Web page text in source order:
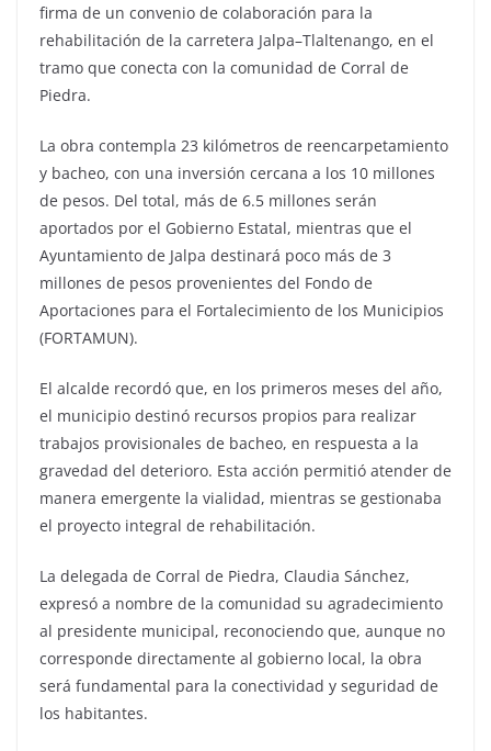
firma de un convenio de colaboración para la
rehabilitación de la carretera Jalpa–Tlaltenango, en el
tramo que conecta con la comunidad de Corral de
Piedra.
La obra contempla 23 kilómetros de reencarpetamiento
y bacheo, con una inversión cercana a los 10 millones
de pesos. Del total, más de 6.5 millones serán
aportados por el Gobierno Estatal, mientras que el
Ayuntamiento de Jalpa destinará poco más de 3
millones de pesos provenientes del Fondo de
Aportaciones para el Fortalecimiento de los Municipios
(FORTAMUN).
El alcalde recordó que, en los primeros meses del año,
el municipio destinó recursos propios para realizar
trabajos provisionales de bacheo, en respuesta a la
gravedad del deterioro. Esta acción permitió atender de
manera emergente la vialidad, mientras se gestionaba
el proyecto integral de rehabilitación.
La delegada de Corral de Piedra, Claudia Sánchez,
expresó a nombre de la comunidad su agradecimiento
al presidente municipal, reconociendo que, aunque no
corresponde directamente al gobierno local, la obra
será fundamental para la conectividad y seguridad de
los habitantes.